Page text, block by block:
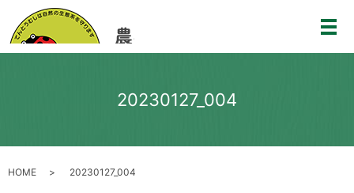
メ
20230127_004
HOME 20230127_004